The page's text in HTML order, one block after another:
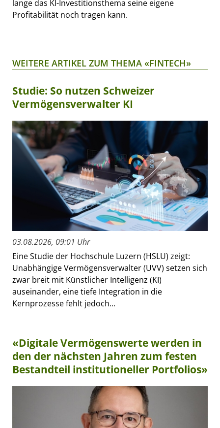
lange das KI-Investitionsthema seine eigene
Profitabilität noch tragen kann.
WEITERE ARTIKEL ZUM THEMA «FINTECH»
Studie: So nutzen Schweizer
Vermögensverwalter KI
03.08.2026, 09:01 Uhr
Eine Studie der Hochschule Luzern (HSLU) zeigt:
Unabhängige Vermögensverwalter (UVV) setzen sich
zwar breit mit Künstlicher Intelligenz (KI)
auseinander, eine tiefe Integration in die
Kernprozesse fehlt jedoch...
«Digitale Vermögenswerte werden in
den der nächsten Jahren zum festen
Bestandteil institutioneller Portfolios»